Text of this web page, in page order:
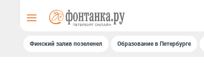
Финский залив позеленел Образование в Петербурге